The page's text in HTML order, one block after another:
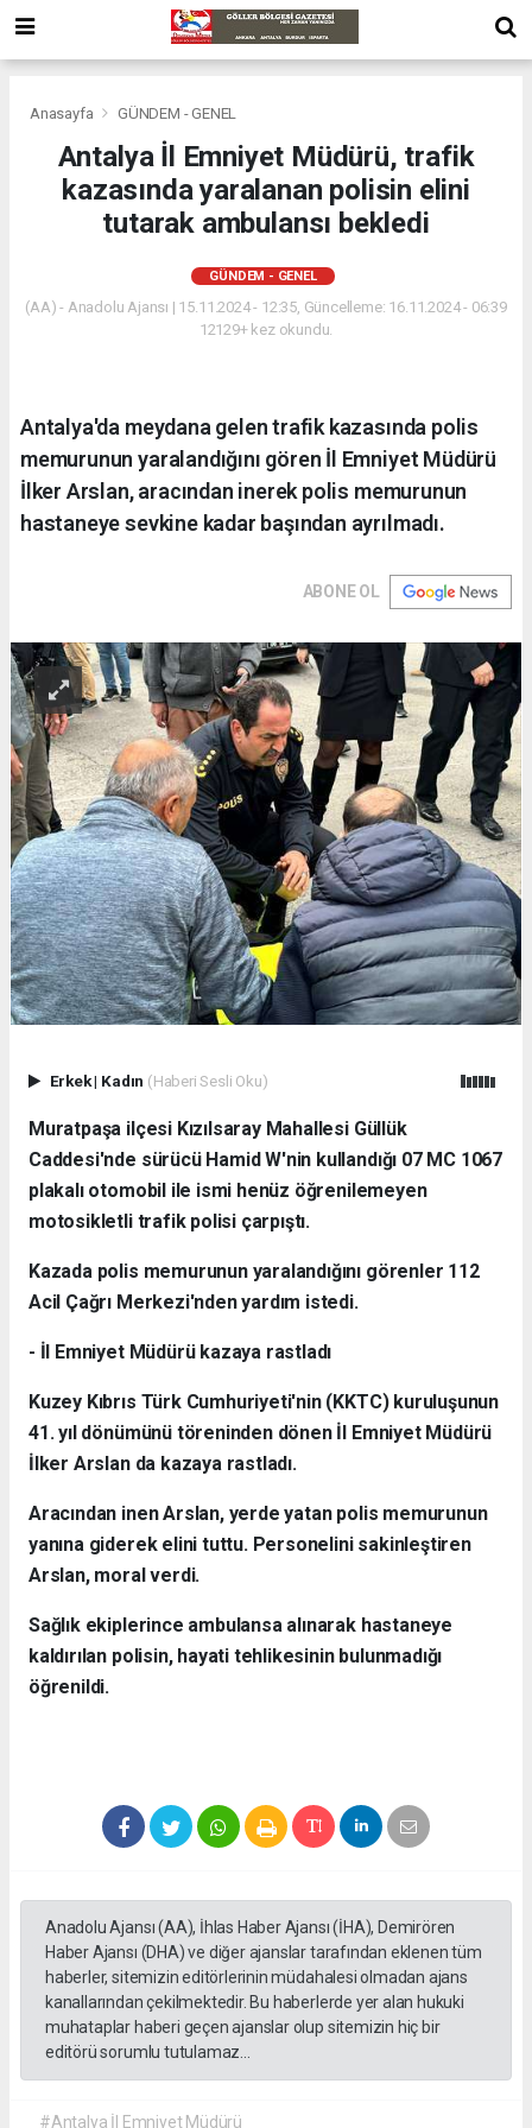
Anasayfa GÜNDEM - GENEL
Antalya İl Emniyet Müdürü, trafik
kazasında yaralanan polisin elini
tutarak ambulansı bekledi
GÜNDEM - GENEL
(AA) - Anadolu Ajansı | 15.11.2024 - 12:35, Güncelleme: 16.11.2024 - 06:39
12129+ kez okundu.
Antalya'da meydana gelen trafik kazasında polis
memurunun yaralandığını gören İl Emniyet Müdürü
İlker Arslan, aracından inerek polis memurunun
hastaneye sevkine kadar başından ayrılmadı.
ABONE OL
Erkek| Kadın (Haberi Sesli Oku)
Muratpaşa ilçesi Kızılsaray Mahallesi Güllük
Caddesi'nde sürücü Hamid W'nin kullandığı 07 MC 1067
plakalı otomobil ile ismi henüz öğrenilemeyen
motosikletli trafik polisi çarpıştı.
Kazada polis memurunun yaralandığını görenler 112
Acil Çağrı Merkezi'nden yardım istedi.
- İl Emniyet Müdürü kazaya rastladı
Kuzey Kıbrıs Türk Cumhuriyeti'nin (KKTC) kuruluşunun
41. yıl dönümünü töreninden dönen İl Emniyet Müdürü
İlker Arslan da kazaya rastladı.
Aracından inen Arslan, yerde yatan polis memurunun
yanına giderek elini tuttu. Personelini sakinleştiren
Arslan, moral verdi.
Sağlık ekiplerince ambulansa alınarak hastaneye
kaldırılan polisin, hayati tehlikesinin bulunmadığı
öğrenildi.
Anadolu Ajansı (AA), İhlas Haber Ajansı (İHA), Demirören
Haber Ajansı (DHA) ve diğer ajanslar tarafından eklenen tüm
haberler, sitemizin editörlerinin müdahalesi olmadan ajans
kanallarından çekilmektedir. Bu haberlerde yer alan hukuki
muhataplar haberi geçen ajanslar olup sitemizin hiç bir
editörü sorumlu tutulamaz...
#Antalya İl Emniyet Müdürü